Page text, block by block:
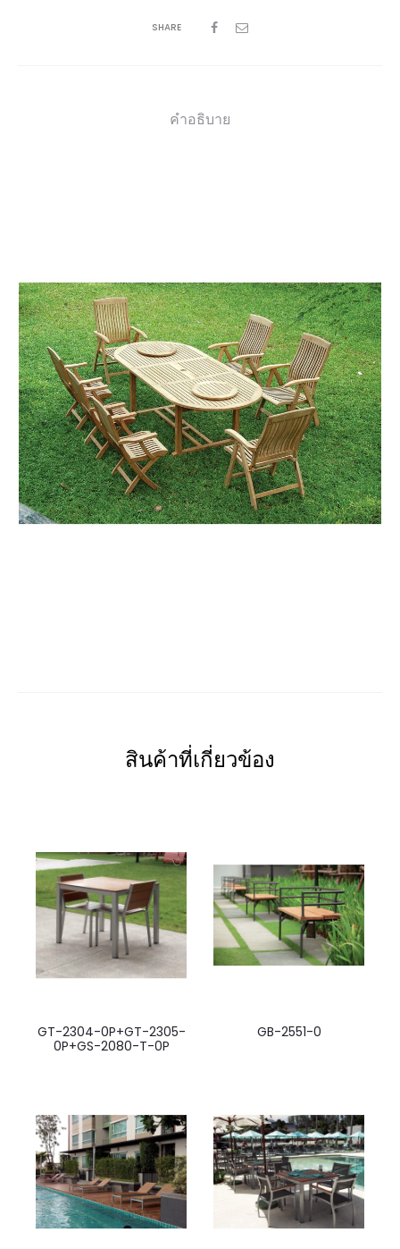
SHARE
คำอธิบาย
สินค้าที่เกี่ยวข้อง
GT-2304-0P+GT-2305-
0P+GS-2080-T-0P
GB-2551-0